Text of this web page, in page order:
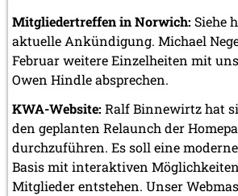
Mitgliedertreffen in Norwich: Siehe
aktuelle Ankündigung. Michael
Februar weitere Einzelheiten mit
Owen Hindle absprechen.
KWA-Website: Ralf Binnewirtz hat
den geplanten Relaunch der
durchzuführen. Es soll eine
Basis mit interaktiven
Mitglieder entstehen. Unser